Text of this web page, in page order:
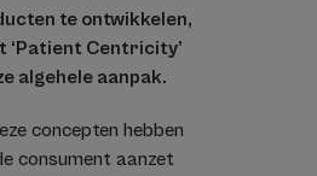
te ontwikkelen,
‘Patient Centricity’
algehele aanpak.
concepten hebben
consument aanzet